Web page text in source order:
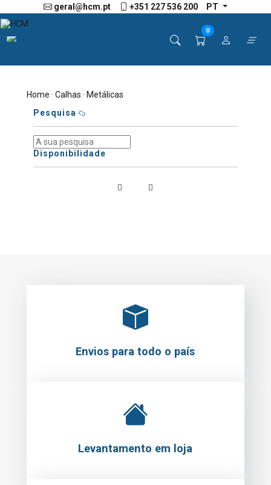
geral@hcm.pt +351 227 536 200 PT
0
Home ·Calhas · Metálicas
Pesquisa
Disponibilidade
Envios para todo o país
Levantamento em loja